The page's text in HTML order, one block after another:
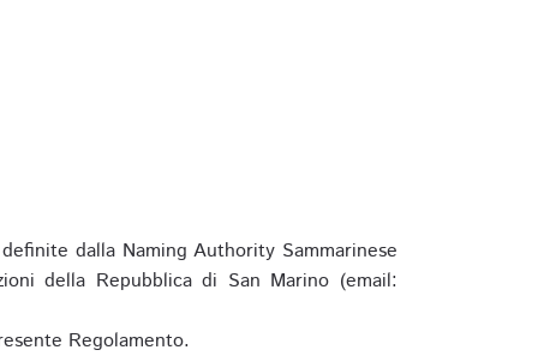
dalla Naming Authority Sammarinese
della Repubblica di San Marino (email:
Regolamento.